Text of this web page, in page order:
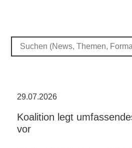
29.07.2026
Koalition legt
vor